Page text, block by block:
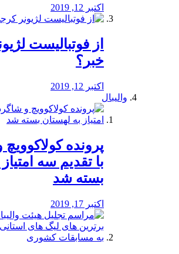
اکتبر 12, 2019
از فوتبالیست
خبر؟
اکتبر 12, 2019
والیبال
پرونده
با تقدیم سه
بسته شد
اکتبر 17, 2019